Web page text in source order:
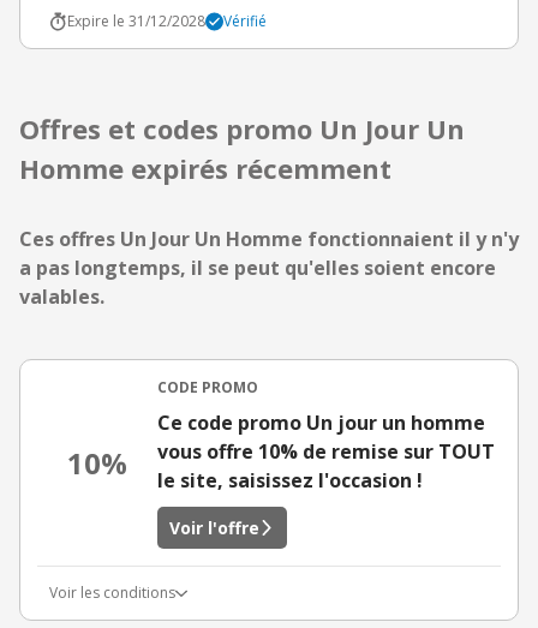
Expire le 31/12/2028
Vérifié
Offres et codes promo Un Jour Un
Homme expirés récemment
Ces offres Un Jour Un Homme fonctionnaient il y n'y
a pas longtemps, il se peut qu'elles soient encore
valables.
10%
CODE PROMO
Ce code promo Un jour un homme
vous offre 10% de remise sur TOUT
le site, saisissez l'occasion !
Voir l'offre
Voir les conditions